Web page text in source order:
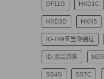
DF11G HXD1C
HXD3D HXN5
ID-T99五里蹲通过
ID-温兰旅客 ND5
SS4G SS7C